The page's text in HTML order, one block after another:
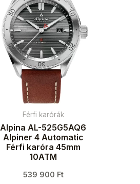
Férfi karórák
Alpina AL-525G5AQ6
Alpiner 4 Automatic
Férfi karóra 45mm
10ATM
539 900 Ft